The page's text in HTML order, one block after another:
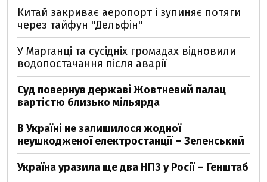
Китай закриває аеропорт і зупиняє потяги
через тайфун "Дельфін"
У Марганці та сусідніх громадах відновили
водопостачання після аварії
Суд повернув державі Жовтневий палац
вартістю близько мільярда
В Україні не залишилося жодної
неушкодженої електростанції – Зеленський
Україна уразила ще два НПЗ у Росії – Генштаб